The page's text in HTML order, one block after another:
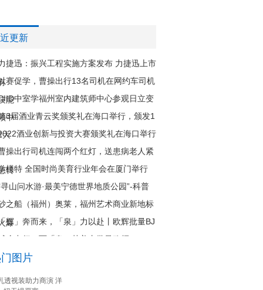
更新
捷迅：振兴工程实施方案发布 力捷迅上市
赛促学，曹操出行13名司机在网约车司机
能中室学福州室内建筑师中心参观日立变
中
3届酒业青云奖颁奖礼在海口举行，颁发1
大
酒业创新与投资大赛颁奖礼在海口举行
操出行司机连闯两个红灯，送患病老人紧
转
模特 全国时尚美育行业年会在厦门举行
寻山问水游·最美宁德世界地质公园”-科普
之船（福州）奥莱，福州艺术商业新地标
爆
辉」奔而来，「泉」力以赴丨欧辉批量BJ
乡出行，两「泉」其美丨批量欧辉BJ665
纯电
冒流感新冠三重风险，家庭常备药怎么选
图片